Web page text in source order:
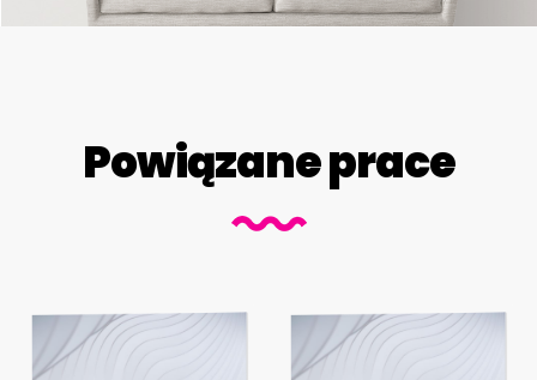
Powiązane prace